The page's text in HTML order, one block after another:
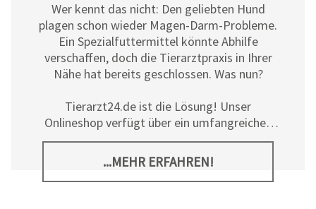
Wer kennt das nicht: Den geliebten Hund
plagen schon wieder Magen-Darm-Probleme.
Ein Spezialfuttermittel könnte Abhilfe
verschaffen, doch die Tierarztpraxis in Ihrer
Nähe hat bereits geschlossen. Was nun?
Tierarzt24.de ist die Lösung! Unser
Onlineshop verfügt über ein umfangreiches
Sortiment an Diät- und
Ergänzungsfuttermitteln, Pflegeprodukten
sowie allerlei tierischem Zubehör für Hunde,
Katzen und Pferde. Neben den hochwertigen
...MEHR ERFAHREN!